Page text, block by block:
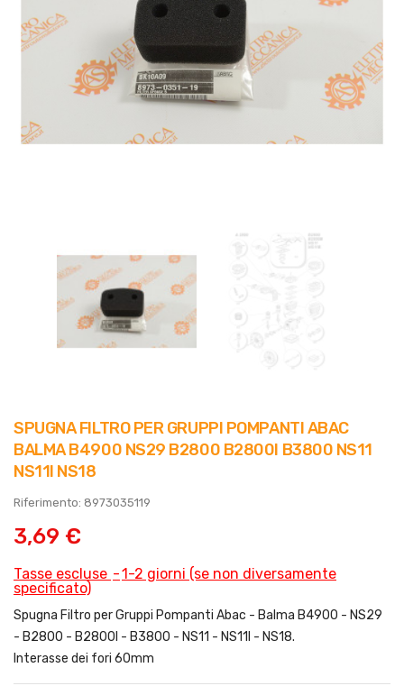
SPUGNA FILTRO PER GRUPPI POMPANTI ABAC
BALMA B4900 NS29 B2800 B2800I B3800 NS11
NS11I NS18
Riferimento: 8973035119
3,69 €
Tasse escluse
1-2 giorni (se non diversamente
specificato)
Spugna Filtro per Gruppi Pompanti Abac - Balma B4900 - NS29
- B2800 - B2800I - B3800 - NS11 - NS11I - NS18.
Interasse dei fori 60mm